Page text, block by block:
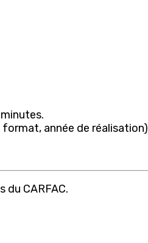
année de réalisation)
CARFAC.